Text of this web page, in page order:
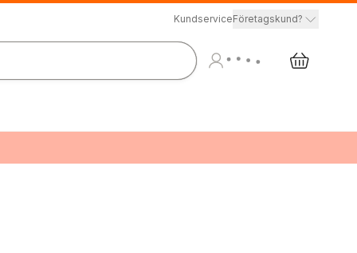
KundserviceFöretagskund?